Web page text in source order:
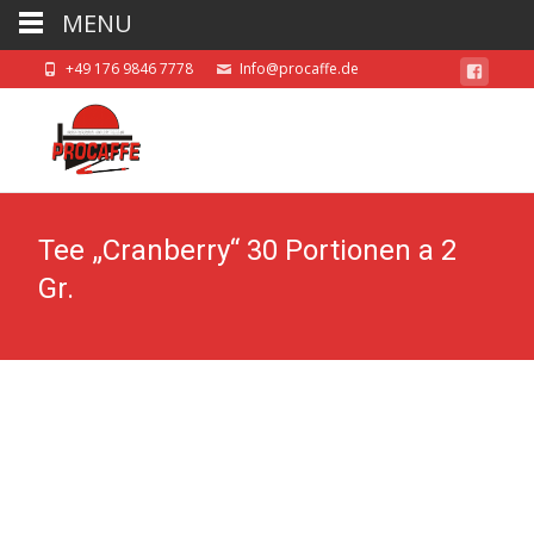
+49 176 9846 7778 Info@procaffe.de
Tee „Cranberry“ 30 Portionen a 2
Gr.
MENU